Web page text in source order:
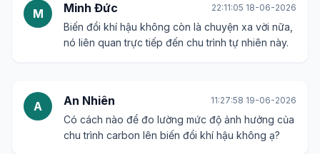
M Minh Đức 22:11:05 18-06-2026
Biến đổi khí hậu không còn là chuyện xa vời nữa,
nó liên quan trực tiếp đến chu trình tự nhiên này.
A An Nhiên 11:27:58 19-06-2026
Có cách nào để đo lường mức độ ảnh hưởng của
chu trình carbon lên biến đổi khí hậu không ạ?